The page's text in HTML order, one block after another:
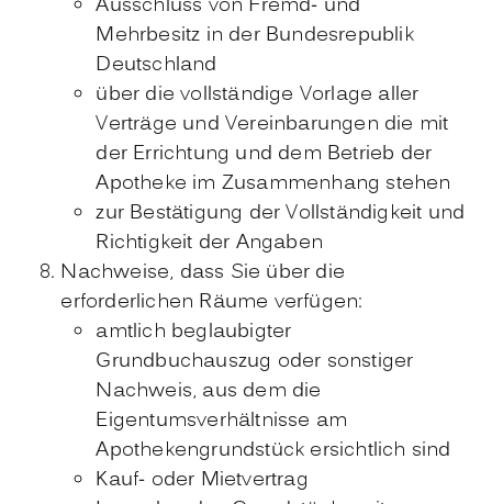
Ausschluss von Fremd- und
Mehrbesitz in der Bundesrepublik
Deutschland
über die vollständige Vorlage aller
Verträge und Vereinbarungen die mit
der Errichtung und dem Betrieb der
Apotheke im Zusammenhang stehen
zur Bestätigung der Vollständigkeit und
Richtigkeit der Angaben
Nachweise, dass Sie über die
erforderlichen Räume verfügen:
amtlich beglaubigter
Grundbuchauszug oder sonstiger
Nachweis, aus dem die
Eigentumsverhältnisse am
Apothekengrundstück ersichtlich sind
Kauf- oder Mietvertrag